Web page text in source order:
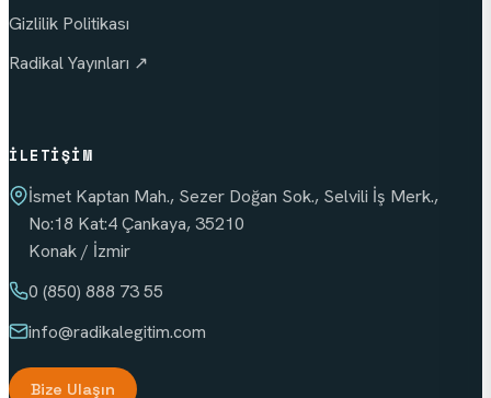
Gizlilik Politikası
Radikal Yayınları ↗
İLETIŞIM
İsmet Kaptan Mah., Sezer Doğan Sok., Selvili İş Merk.,
No:18 Kat:4 Çankaya, 35210
Konak / İzmir
0 (850) 888 73 55
info@radikalegitim.com
Bize Ulaşın